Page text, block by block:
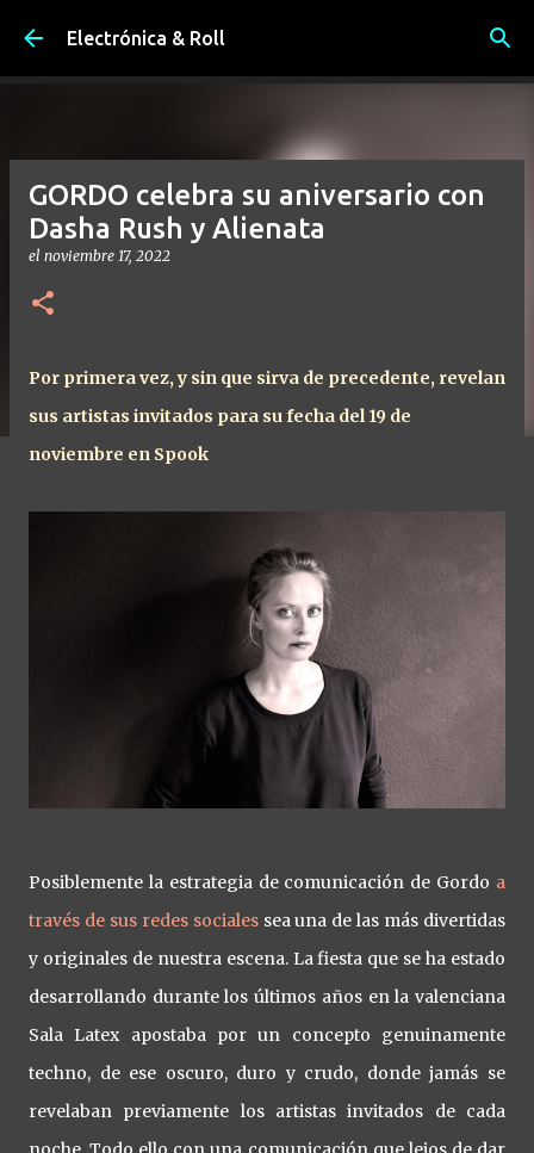
Ir al contenido principal
Electrónica & Roll
GORDO celebra su aniversario con
Dasha Rush y Alienata
el noviembre 17, 2022
Por primera vez, y sin que sirva de precedente, revelan
sus artistas invitados para su fecha del 19 de
noviembre en Spook
Posiblemente la estrategia de comunicación de Gordo a
través de sus redes sociales sea una de las más divertidas
y originales de nuestra escena. La fiesta que se ha estado
desarrollando durante los últimos años en la valenciana
Sala Latex apostaba por un concepto genuinamente
techno, de ese oscuro, duro y crudo, donde jamás se
revelaban previamente los artistas invitados de cada